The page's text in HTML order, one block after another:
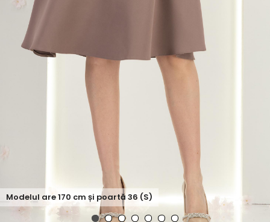
Modelul are170 cm și poartă36 (S)